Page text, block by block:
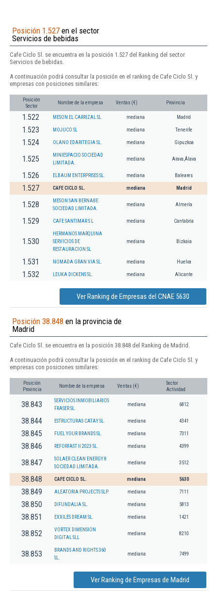
Posición 1.527 en el sector
Servicios de bebidas
Cafe Ciclo Sl. se encuentra en la posición 1.527 del Ranking del sector
Servicios de bebidas.
A continuación podrá consultar la posición en el ranking de Cafe Ciclo Sl. y
empresas con posiciones similares:
Posición
Sector
Nombre de la empresa Ventas (€) Provincia
1.522 MESON EL CARRIZAL SL mediana Madrid
1.523 MOJUCO SL mediana Tenerife
1.524 OLANO EDARITEGIA SL. mediana Gipuzkoa
1.525
MINIESPACIO SOCIEDAD
LIMITADA.
mediana Arava,Álava
1.526 ELBAUM ENTERPRISES SL. mediana Baleares
1.527 CAFE CICLO SL. mediana Madrid
1.528
MESON SAN BERNABE
SOCIEDAD LIMITADA.
mediana Almería
1.529 CAFE SANTIMAR S L mediana Cantabria
1.530
HERMANOS MARQUINA
SERVICIOS DE
RESTAURACION SL
mediana Bizkaia
1.531 NOMADA GRAN VIA SL. mediana Huelva
1.532 LEUKA DICKENS SL. mediana Alicante
Ver Ranking de Empresas del CNAE 5630
Posición 38.848 en la provincia de
Madrid
Cafe Ciclo Sl. se encuentra en la posición 38.848 del Ranking de Madrid.
A continuación podrá consultar la posición en el ranking de Cafe Ciclo Sl. y
empresas con posiciones similares:
Posición
Provincia
Nombre de la empresa Ventas (€)
Sector
Actividad
38.843
SERVICIOS INMOBILIARIOS
FRASER SL
mediana 6812
38.844 ESTRUCTURAS CATAY SL. mediana 4341
38.845 FUEL YOUR BRANDS SL. mediana 7311
38.846 REFORFAST II 2023 SL. mediana 4399
38.847
SOLAER CLEAN ENERGY 8
SOCIEDAD LIMITADA.
mediana 3512
38.848 CAFE CICLO SL. mediana 5630
38.849 ALEATORIA PROJECTS SLP. mediana 7111
38.850 DIFUNDALIA SL. mediana 5813
38.851 EXXILES DREAM SL. mediana 1421
38.852
VORTEX DIMENSION
DIGITAL SLL
mediana 8210
38.853
BRANDS AND RIGHTS 360
SL.
mediana 7499
Ver Ranking de Empresas de Madrid